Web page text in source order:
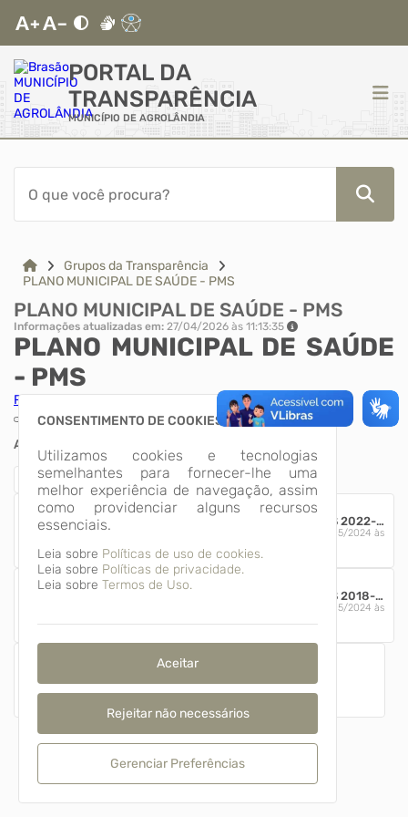
PORTAL DA
TRANSPARÊNCIA
MUNICÍPIO DE AGROLÂNDIA
ACESSO RÁPIDO
Acessibilidade
Cidadão
Autoatendimento
Mapa do Site
Grupos da Transparência
PLANO MUNICIPAL DE SAÚDE - PMS
PLANO MUNICIPAL DE SAÚDE - PMS
Informações atualizadas em: 27/04/2026 às 11:13:35
PLANO MUNICIPAL DE SAÚDE
- PMS
Relatórios
ARQUIVOS
Publicação:
ATA CMS PMS 2022-2025.pdf
27/05/2024 às
ATA CMS PMS 2018-2021 - Alterações 2020.pdf
27/05/2024 às
Publicação: 27/05/2024 às 09:43
CONSENTIMENTO DE COOKIES
Utilizamos cookies e tecnologias
semelhantes para fornecer-lhe uma
melhor experiência de navegação, assim
como providenciar alguns recursos
essenciais.
Leia sobre Políticas de uso de cookies.
Leia sobre Políticas de privacidade.
Leia sobre Termos de Uso.
Aceitar
Rejeitar não necessários
Gerenciar Preferências